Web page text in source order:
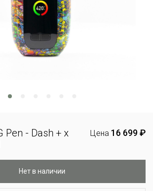
Pen - Dash + x
Цена 16 699 ₽
Нет в наличии